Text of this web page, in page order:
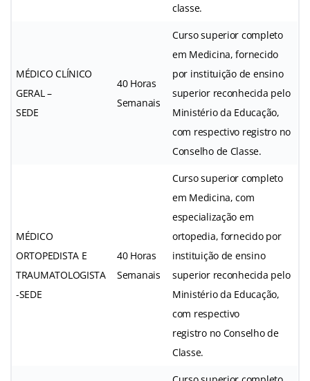
classe.
MÉDICO CLÍNICO
GERAL –
SEDE
40 Horas
Semanais
Curso superior completo
em Medicina, fornecido
por instituição de ensino
superior reconhecida pelo
Ministério da Educação,
com respectivo registro no
Conselho de Classe.
MÉDICO
ORTOPEDISTA E
TRAUMATOLOGISTA
-SEDE
40 Horas
Semanais
Curso superior completo
em Medicina, com
especialização em
ortopedia, fornecido por
instituição de ensino
superior reconhecida pelo
Ministério da Educação,
com respectivo
registro no Conselho de
Classe.